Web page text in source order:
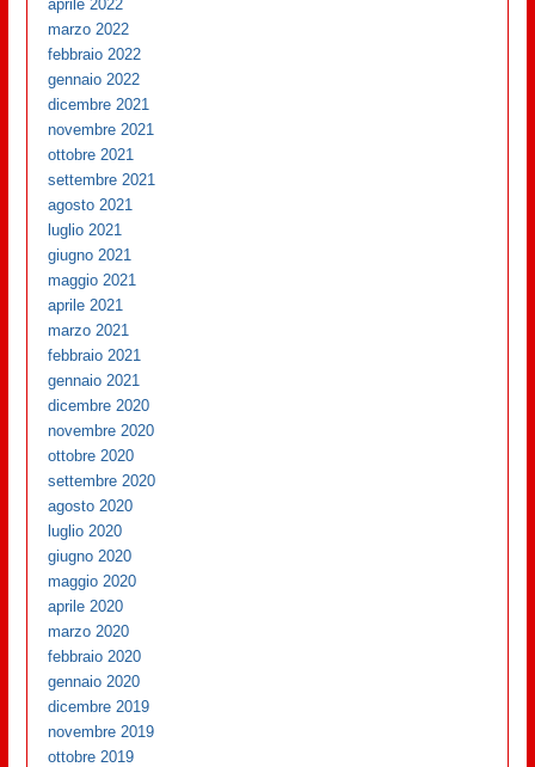
aprile 2022
marzo 2022
febbraio 2022
gennaio 2022
dicembre 2021
novembre 2021
ottobre 2021
settembre 2021
agosto 2021
luglio 2021
giugno 2021
maggio 2021
aprile 2021
marzo 2021
febbraio 2021
gennaio 2021
dicembre 2020
novembre 2020
ottobre 2020
settembre 2020
agosto 2020
luglio 2020
giugno 2020
maggio 2020
aprile 2020
marzo 2020
febbraio 2020
gennaio 2020
dicembre 2019
novembre 2019
ottobre 2019